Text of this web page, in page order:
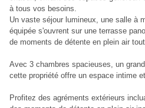
à tous vos besoins.
Un vaste séjour lumineux, une salle à
équipée s'ouvrent sur une terrasse
de moments de détente en plein air
Avec 3 chambres spacieuses, un
cette propriété offre un espace intime
Profitez des agréments extérieurs